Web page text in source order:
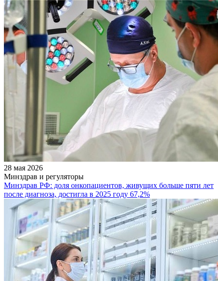
28 мая 2026
Минздрав и регуляторы
Минздрав РФ: доля онкопациентов, живущих больше пяти лет
после диагноза, достигла в 2025 году 67,2%